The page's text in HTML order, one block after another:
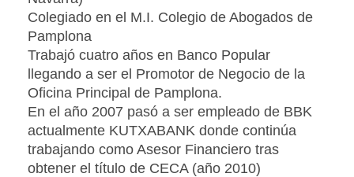
Colegiado en el M.I. Colegio de Abogados de
Pamplona
Trabajó cuatro años en Banco Popular
llegando a ser el Promotor de Negocio de la
Oficina Principal de Pamplona.
En el año 2007 pasó a ser empleado de BBK
actualmente KUTXABANK donde continúa
trabajando como Asesor Financiero tras
obtener el título de CECA (año 2010)